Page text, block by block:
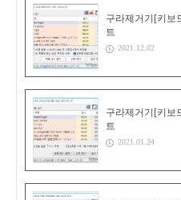
구라제거기[키보
트
2021.12.02
구라제거기[키보
트
2021.01.24